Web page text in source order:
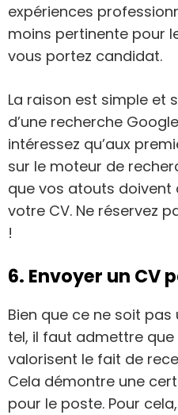
expériences
moins pertinente pour
vous portez candidat.
La raison est simple et
d’une recherche
intéressez qu’aux
sur le moteur de
que vos atouts
votre CV. Ne réservez
!
6. Envoyer un CV
Bien que ce ne soit
tel, il faut admettre
valorisent le fait de
Cela démontre une
pour le poste. Pour